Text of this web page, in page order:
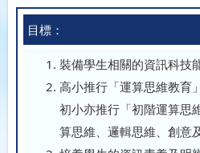
目標：
裝備學生相關的資訊科技
高小推行「運算思維教育
初小亦推行「初階運算思
算思維、邏輯思維、創意